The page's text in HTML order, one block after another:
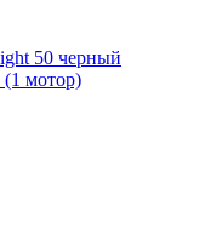
50 черный
(1 мотор)